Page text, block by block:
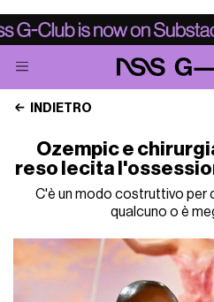
INDIETRO
Ozempic e
reso lecita
C'è un modo costruttivo per
qualcuno o è